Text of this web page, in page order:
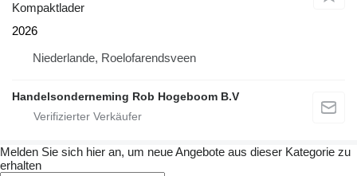
Kompaktlader
2026
Niederlande, Roelofarendsveen
Handelsonderneming Rob Hogeboom B.V
Melden Sie sich hier an, um neue Angebote aus dieser Kategorie zu
erhalten